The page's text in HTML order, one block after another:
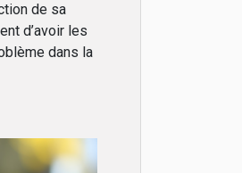
de sa
d’avoir les
dans la